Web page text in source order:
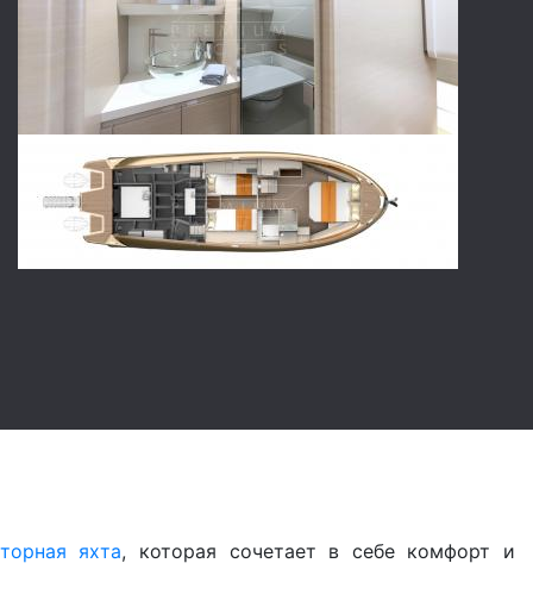
яхта, которая сочетает в себе комфорт и